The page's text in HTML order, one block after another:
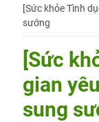
[Sức khỏe Tình
sướng
[Sức
gian
sung